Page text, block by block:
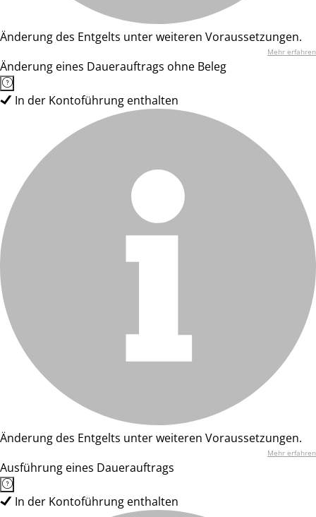
Änderung des Entgelts unter weiteren Voraussetzungen.
Mehr erfahren
Änderung eines Dauerauftrags ohne Beleg
In der Kontoführung enthalten
Änderung des Entgelts unter weiteren Voraussetzungen.
Mehr erfahren
Ausführung eines Dauerauftrags
In der Kontoführung enthalten